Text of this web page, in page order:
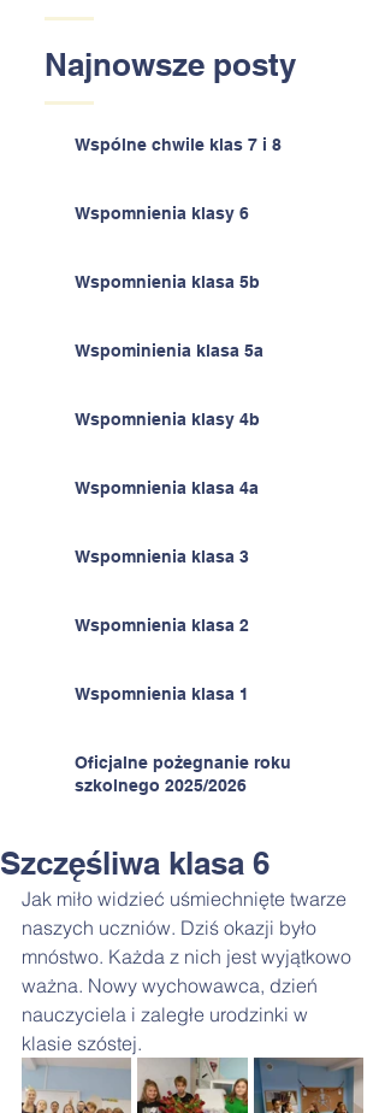
Najnowsze posty
Wspólne chwile klas 7 i 8
Wspomnienia klasy 6
Wspomnienia klasa 5b
Wspominienia klasa 5a
Wspomnienia klasy 4b
Wspomnienia klasa 4a
Wspomnienia klasa 3
Wspomnienia klasa 2
Wspomnienia klasa 1
Oficjalne pożegnanie roku
szkolnego 2025/2026
Szczęśliwa klasa 6
Jak miło widzieć uśmiechnięte twarze
naszych uczniów. Dziś okazji było
mnóstwo. Każda z nich jest wyjątkowo
ważna. Nowy wychowawca, dzień
nauczyciela i zaległe urodzinki w
klasie szóstej.